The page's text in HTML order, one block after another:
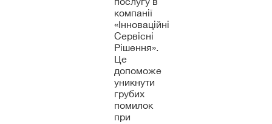
компанії
«Інноваційні
Сервісні
Рішення».
Це
допоможе
уникнути
грубих
помилок
при